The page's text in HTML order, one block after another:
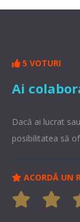
5 VOTURI
Ai
Dacă ai lucrat
posibilitatea să
ACORDĂ UN